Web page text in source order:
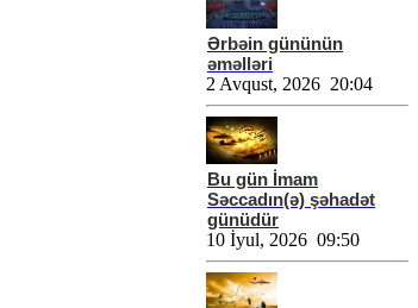
Ərbəin gününün
əməlləri
2 Avqust, 2026 20:04
Bu gün İmam
Səccadın(ə) şəhadət
günüdür
10 İyul, 2026 09:50